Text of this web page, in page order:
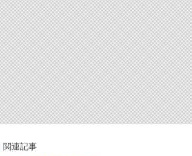
関連記事